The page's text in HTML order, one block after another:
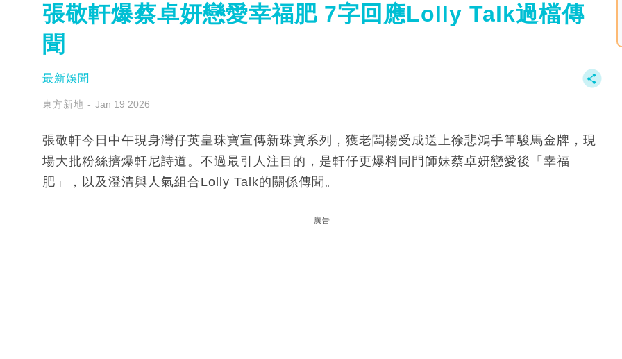
張敬軒爆蔡卓妍戀愛幸福肥 7字回應Lolly Talk過檔傳
聞
最新娛聞
東方新地 Jan 19 2026
張敬軒今日中午現身灣仔英皇珠寶宣傳新珠寶系列，獲老闆楊受成送上徐悲鴻手筆駿馬金牌，現
場大批粉絲擠爆軒尼詩道。不過最引人注目的，是軒仔更爆料同門師妹蔡卓妍戀愛後「幸福
肥」，以及澄清與人氣組合Lolly Talk的關係傳聞。
廣告